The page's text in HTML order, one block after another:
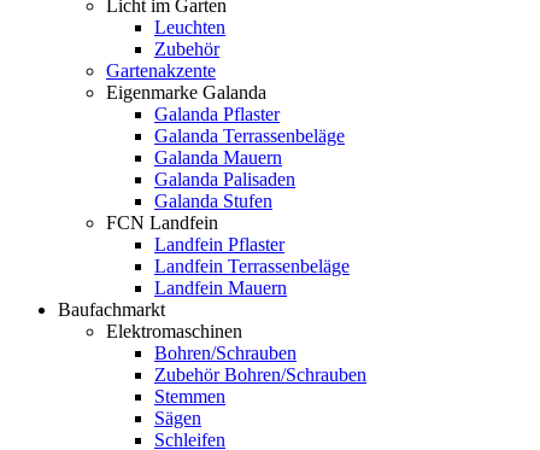
Licht im Garten
Leuchten
Zubehör
Gartenakzente
Eigenmarke Galanda
Galanda Pflaster
Galanda Terrassenbeläge
Galanda Mauern
Galanda Palisaden
Galanda Stufen
FCN Landfein
Landfein Pflaster
Landfein Terrassenbeläge
Landfein Mauern
Baufachmarkt
Elektromaschinen
Bohren/Schrauben
Zubehör Bohren/Schrauben
Stemmen
Sägen
Schleifen